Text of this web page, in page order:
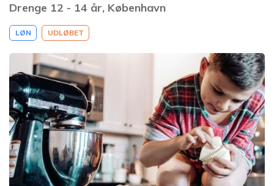
Drenge 12 - 14 år, København
LØN UDLØBET